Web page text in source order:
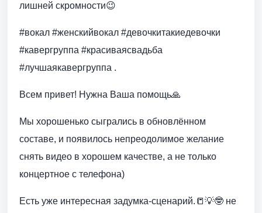
лишней скромности😉
#вокал #женскийвокал #девочкитакиедевочки
#кавергруппа #красиваясвадьба
#лучшаякавергруппа .
Всем привет! Нужна Ваша помощь🙏
Мы хорошенько сыгрались в обновлённом
составе, и появилось непреодолимое желание
снять видео в хорошем качестве, а не только
концертное с телефона)
Есть уже интересная задумка-сценарий.📒💡🤓 не